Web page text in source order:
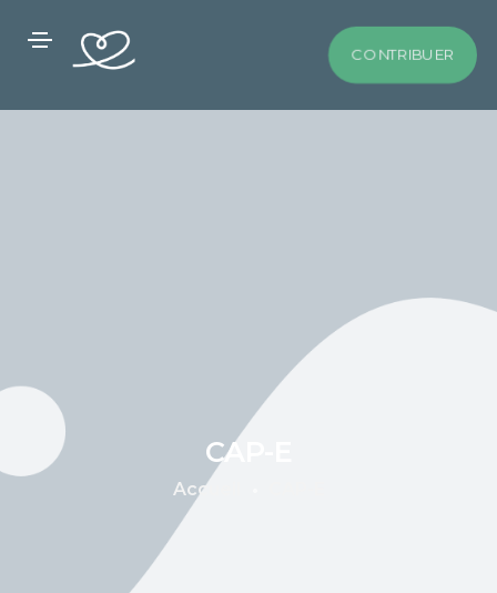
CONTRIBUER
CAP-E
Accueil